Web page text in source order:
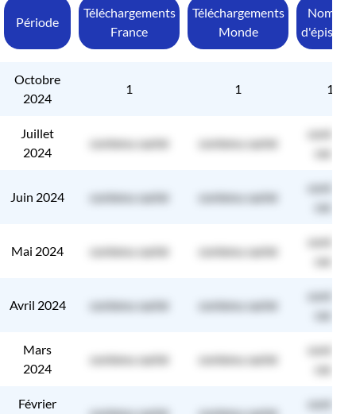
Période
Téléchargements
France
Téléchargements
Monde
Nombre
Octobre
2024
1 1 1
Juillet
2024
contenu caché contenu caché
contenu
caché
Juin 2024 contenu caché contenu caché
contenu
caché
Mai 2024 contenu caché contenu caché
contenu
caché
Avril 2024 contenu caché contenu caché
contenu
caché
Mars
2024
contenu caché contenu caché
contenu
caché
Février
contenu